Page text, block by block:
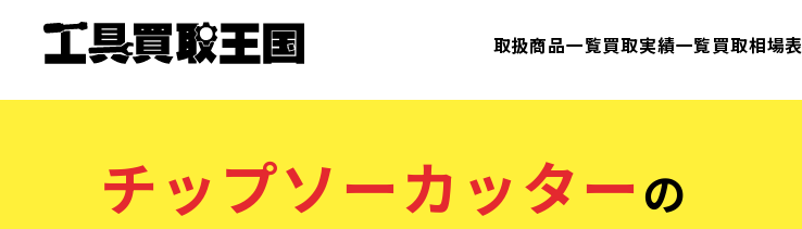
取扱商品一覧買取実績一覧買取相場表
チップソーカッターの